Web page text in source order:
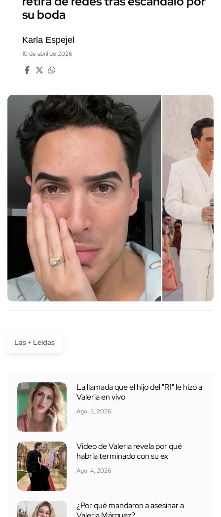
su boda
Karla Espejel
10 de abril de 2026
Las + Leídas
La llamada que el hijo del "R1" le hizo a
Valeria en vivo
Ago. 3, 2026
Video de Valeria revela por qué
habría terminado con su ex
Ago. 4, 2026
¿Por qué mandaron a asesinar a